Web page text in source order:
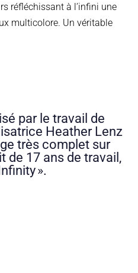
réfléchissant à l’infini une
multicolore. Un véritable
par le travail de
Heather Lenz
très complet sur
de 17 ans de travail,
».